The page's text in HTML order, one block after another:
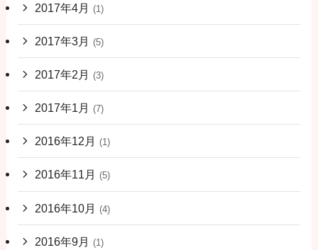
2017年4月 (1)
2017年3月 (5)
2017年2月 (3)
2017年1月 (7)
2016年12月 (1)
2016年11月 (5)
2016年10月 (4)
2016年9月 (1)